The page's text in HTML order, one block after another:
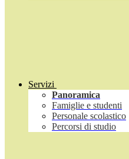
Servizi
Panoramica
Famiglie e studenti
Personale scolastico
Percorsi di studio